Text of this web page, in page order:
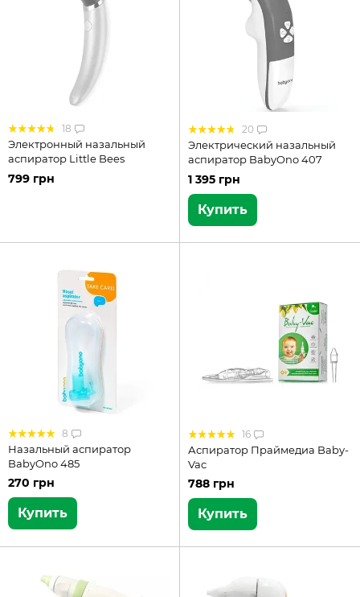
18
Электронный назальный
аспиратор Little Bees
799 грн
20
Электрический назальный
аспиратор BabyOno 407
1 395 грн
Купить
8
Назальный аспиратор
BabyOno 485
270 грн
Купить
16
Аспиратор Праймедиа Baby-
Vac
788 грн
Купить